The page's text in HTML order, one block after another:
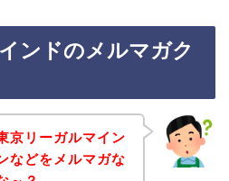
ンドのメルマガク
京リーガルマイン
などをメルマガな